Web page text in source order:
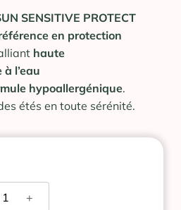
SENSITIVE PROTECT
en protection
haute
l’eau
hypoallergénique.
étés en toute sérénité.
+